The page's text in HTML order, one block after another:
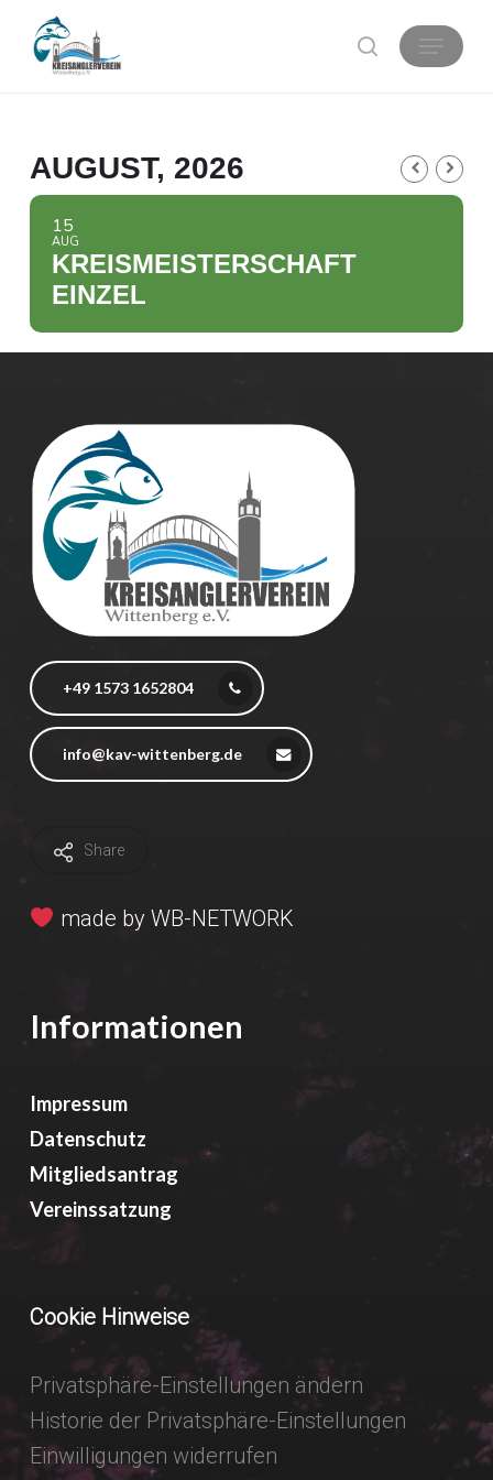
search
Menu
AUGUST, 2026
15
AUG
KREISMEISTERSCHAFT
EINZEL
+49 1573 1652804
info@kav-wittenberg.de
Share
made by WB-NETWORK
Informationen
Impressum
Datenschutz
Mitgliedsantrag
Vereinssatzung
Cookie Hinweise
Privatsphäre-Einstellungen ändern
Historie der Privatsphäre-Einstellungen
Einwilligungen widerrufen